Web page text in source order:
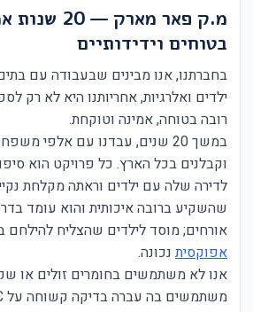
מ.ק פאר
בטוחים וידידותיים
בחברתנו, אנו מבינים שבעבודה עם
ילדים ואלרגיות, אחריותנו היא לא רק
רובה בטוחה, אמינה וטוקחת.
במשך 20 שנים, עבדנו עם אלפי
וקבלנים בכל הארץ. כל פרויקט הוא
לדירה שלה עם ילדים וראתה מקלחת
שהשקיע ברובה איכותית והוא עומד
אורחים; מוסד לילדים שהצליח להילחם
אפוקסיתנכונה.
אנו לא משתמשים בחומרים זולים או